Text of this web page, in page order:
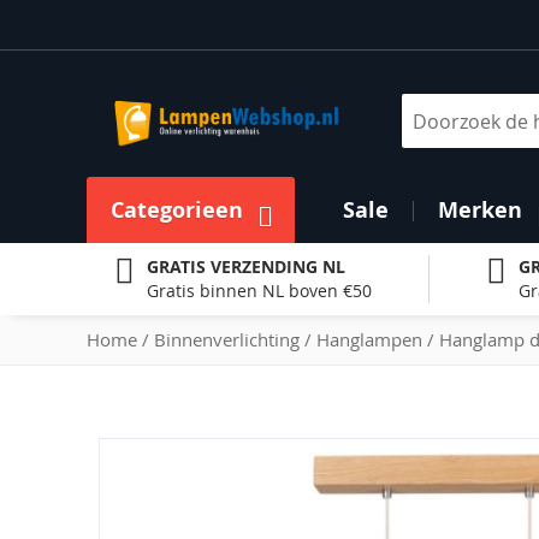
naar
inhoud
Categorieen Sale Merken
GRATIS VERZENDING NL
Gratis binnen NL boven €50
Home Binnenverlichting Hanglampen Hanglamp